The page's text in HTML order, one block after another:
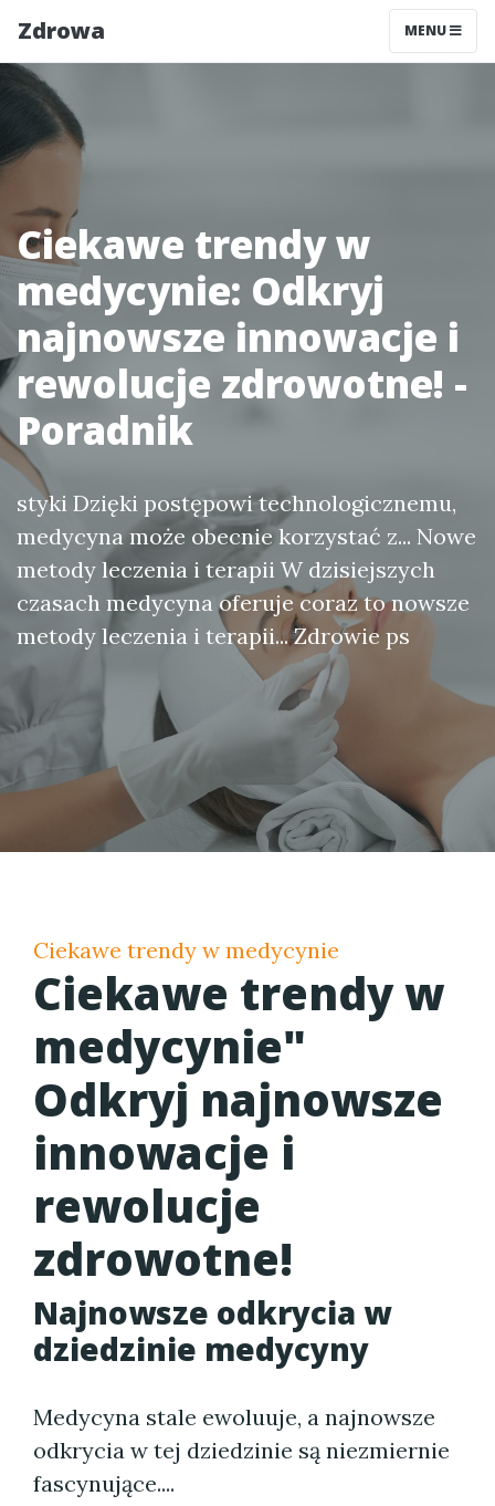
Zdrowa MENU
Ciekawe trendy w
medycynie: Odkryj
najnowsze innowacje i
rewolucje zdrowotne! -
Poradnik
styki Dzięki postępowi technologicznemu,
medycyna może obecnie korzystać z... Nowe
metody leczenia i terapii W dzisiejszych
czasach medycyna oferuje coraz to nowsze
metody leczenia i terapii... Zdrowie ps
Ciekawe trendy w medycynie
Ciekawe trendy w
medycynie"
Odkryj najnowsze
innowacje i
rewolucje
zdrowotne!
Najnowsze odkrycia w
dziedzinie medycyny
Medycyna stale ewoluuje, a najnowsze
odkrycia w tej dziedzinie są niezmiernie
fascynujące....